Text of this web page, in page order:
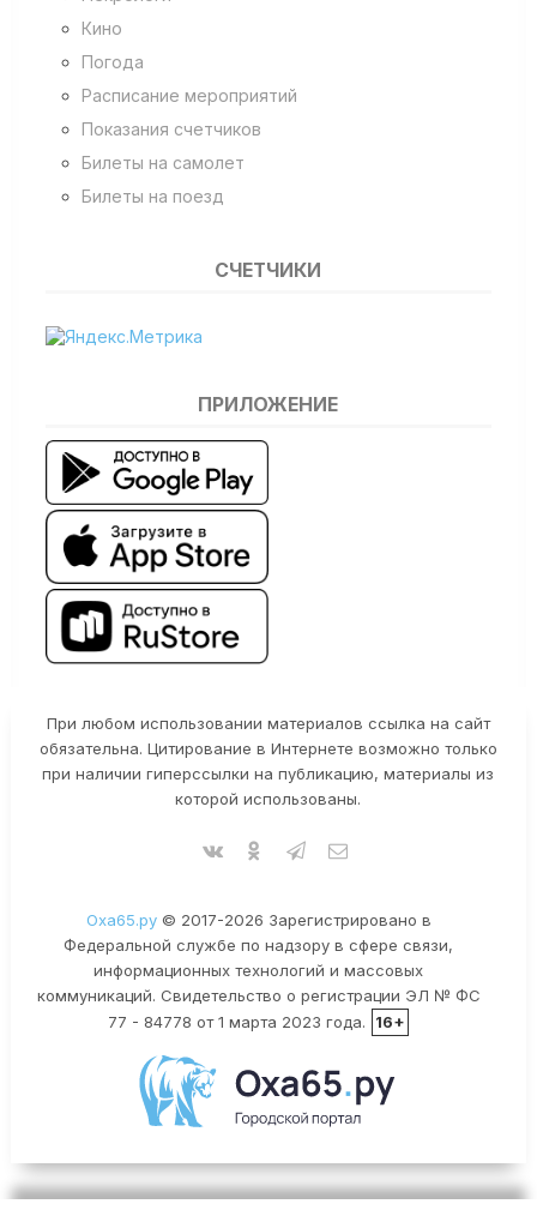
Кино
Погода
Расписание мероприятий
Показания счетчиков
Билеты на самолет
Билеты на поезд
СЧЕТЧИКИ
ПРИЛОЖЕНИЕ
При любом использовании материалов ссылка на сайт
обязательна. Цитирование в Интернете возможно только
при наличии гиперссылки на публикацию, материалы из
которой использованы.
Оха65.ру© 2017-2026 Зарегистрировано в
Федеральной службе по надзору в сфере связи,
информационных технологий и массовых
коммуникаций. Свидетельство о регистрации ЭЛ № ФС
77 - 84778 от 1 марта 2023 года.
16+